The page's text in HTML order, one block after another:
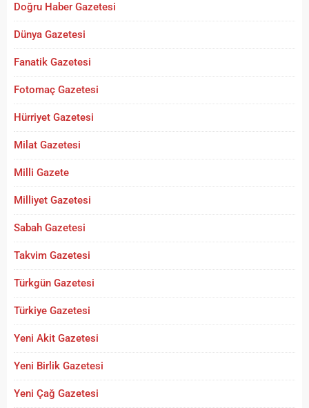
Doğru Haber Gazetesi
Dünya Gazetesi
Fanatik Gazetesi
Fotomaç Gazetesi
Hürriyet Gazetesi
Milat Gazetesi
Milli Gazete
Milliyet Gazetesi
Sabah Gazetesi
Takvim Gazetesi
Türkgün Gazetesi
Türkiye Gazetesi
Yeni Akit Gazetesi
Yeni Birlik Gazetesi
Yeni Çağ Gazetesi